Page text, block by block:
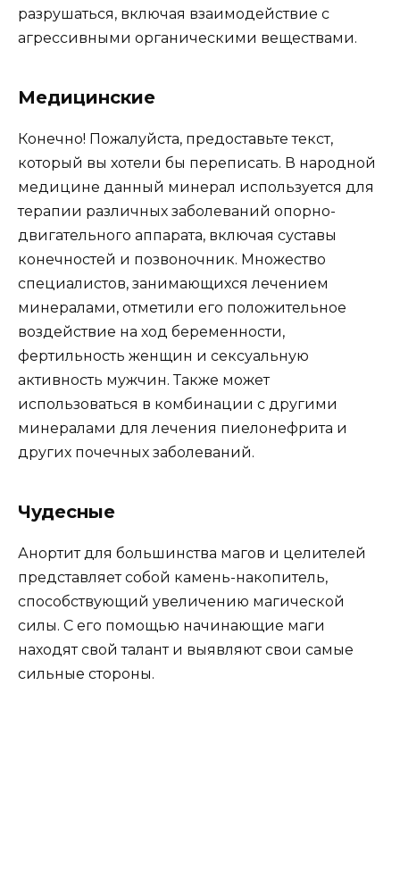
разрушаться, включая взаимодействие с
агрессивными органическими веществами.
Медицинские
Конечно! Пожалуйста, предоставьте текст,
который вы хотели бы переписать. В народной
медицине данный минерал используется для
терапии различных заболеваний опорно-
двигательного аппарата, включая суставы
конечностей и позвоночник. Множество
специалистов, занимающихся лечением
минералами, отметили его положительное
воздействие на ход беременности,
фертильность женщин и сексуальную
активность мужчин. Также может
использоваться в комбинации с другими
минералами для лечения пиелонефрита и
других почечных заболеваний.
Чудесные
Анортит для большинства магов и целителей
представляет собой камень-накопитель,
способствующий увеличению магической
силы. С его помощью начинающие маги
находят свой талант и выявляют свои самые
сильные стороны.